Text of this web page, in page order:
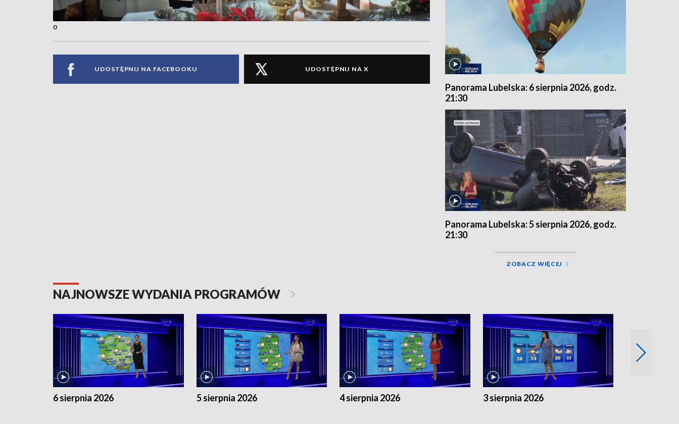
o
UDOSTĘPNIJ NA FACEBOOKU UDOSTĘPNIJ NA X
Panorama Lubelska: 6 sierpnia 2026, godz.
21:30
Panorama Lubelska: 5 sierpnia 2026, godz.
21:30
ZOBACZ WIĘCEJ
NAJNOWSZE WYDANIA PROGRAMÓW
6 sierpnia 2026 5 sierpnia 2026 4 sierpnia 2026 3 sierpnia 2026